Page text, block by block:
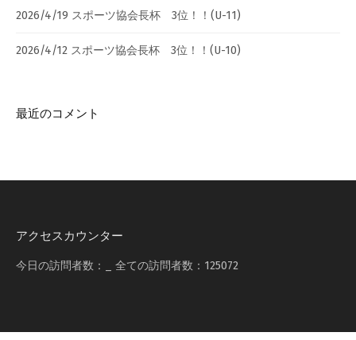
2026/4/19 スポーツ協会長杯 3位！！(U-11)
2026/4/12 スポーツ協会長杯 3位！！(U-10)
最近のコメント
アクセスカウンター
今日の訪問者数： 全ての訪問者数： 125072